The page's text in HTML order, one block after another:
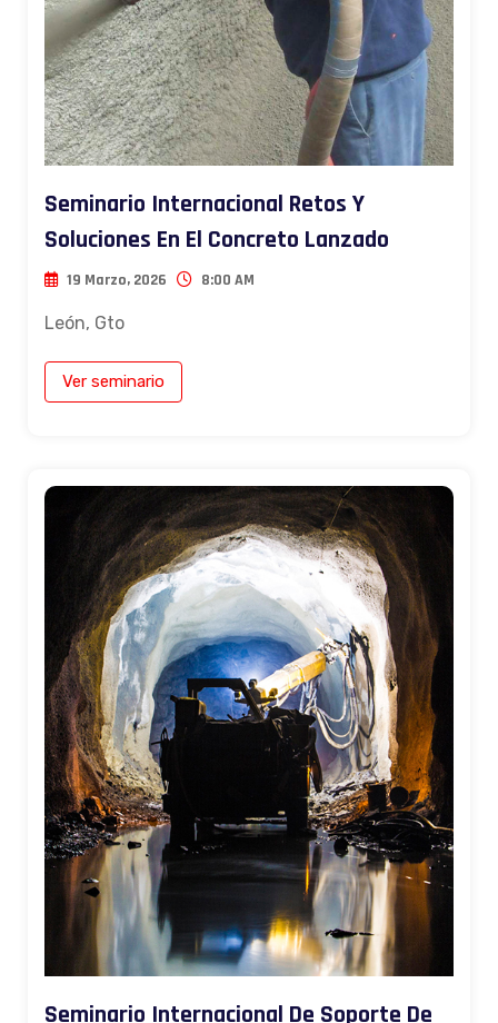
Seminario Internacional Retos Y
Soluciones En El Concreto Lanzado
19 Marzo, 2026 8:00 AM
León, Gto
Ver seminario
Seminario Internacional De Soporte De